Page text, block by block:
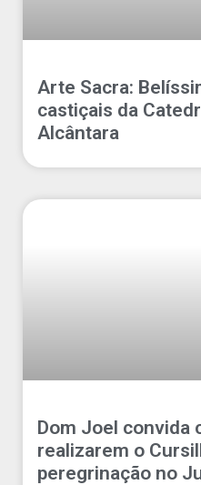
Arte Sacra:
castiçais da
Alcântara
Dom Joel convida
realizarem o
peregrinação no